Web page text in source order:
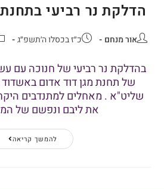
הדלקת נר רביעי
אור מנחם כ״ז בכסלו ה׳תשפ״ג
בהדלקת נר רביעי של חנוכה עם
של תחנת מגן דוד אדום
שליט"א . מאחלים למתנדבים
את ליבם ונפשם של
להמשך קריאה